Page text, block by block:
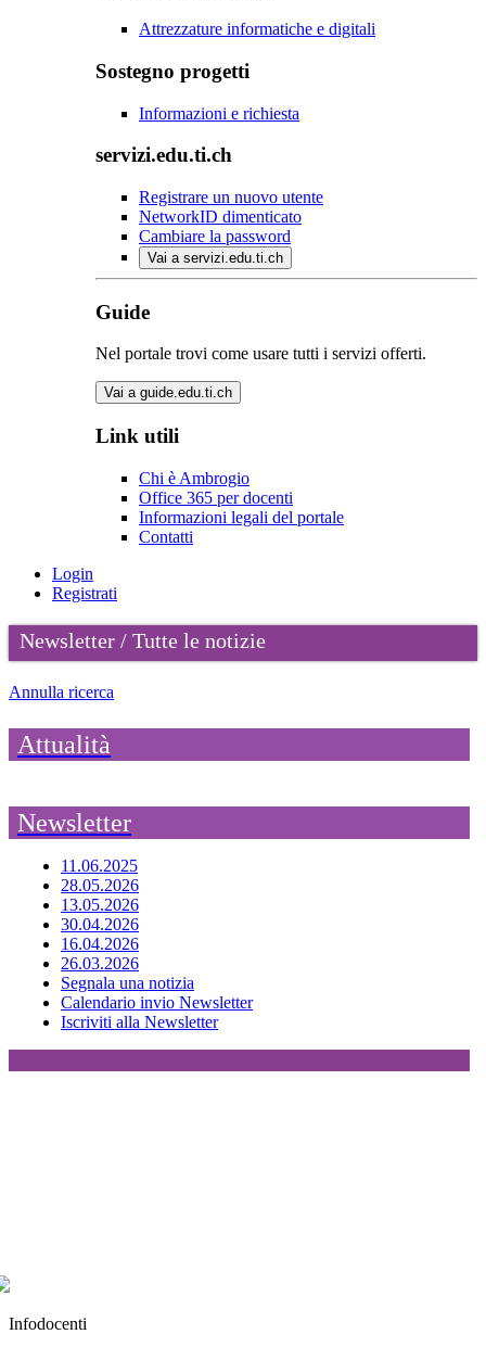
Attrezzature informatiche e digitali
Sostegno progetti
Informazioni e richiesta
servizi.edu.ti.ch
Registrare un nuovo utente
NetworkID dimenticato
Cambiare la password
Vai a servizi.edu.ti.ch
Guide
Nel portale trovi come usare tutti i servizi offerti.
Vai a guide.edu.ti.ch
Link utili
Chi è Ambrogio
Office 365 per docenti
Informazioni legali del portale
Contatti
Login
Registrati
Newsletter / Tutte le notizie
Annulla ricerca
Attualità
Newsletter
11.06.2025
28.05.2026
13.05.2026
30.04.2026
16.04.2026
26.03.2026
Segnala una notizia
Calendario invio Newsletter
Iscriviti alla Newsletter
Infodocenti